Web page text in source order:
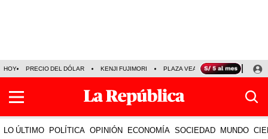
HOY PRECIO DEL DÓLAR KENJI FUJIMORI PLAZA VEA FERIADOS
LO ÚLTIMO POLÍTICA OPINIÓN ECONOMÍA SOCIEDAD MUNDO